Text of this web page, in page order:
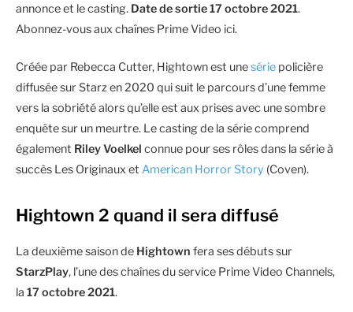
annonce et le casting. Date de sortie 17 octobre 2021.
Abonnez-vous aux chaînes Prime Video ici.
Créée par Rebecca Cutter, Hightown est unesérie policière
diffusée sur Starz en 2020 qui suit le parcours d’une femme
vers la sobriété alors qu’elle est aux prises avec une sombre
enquête sur un meurtre. Le casting de la série comprend
également Riley Voelkel connue pour ses rôles dans la série à
succès Les Originaux et American Horror Story (Coven).
Hightown 2 quand il sera diffusé
La deuxième saison de Hightown fera ses débuts sur
StarzPlay, l’une des chaînes du service Prime Video Channels,
la 17 octobre 2021.